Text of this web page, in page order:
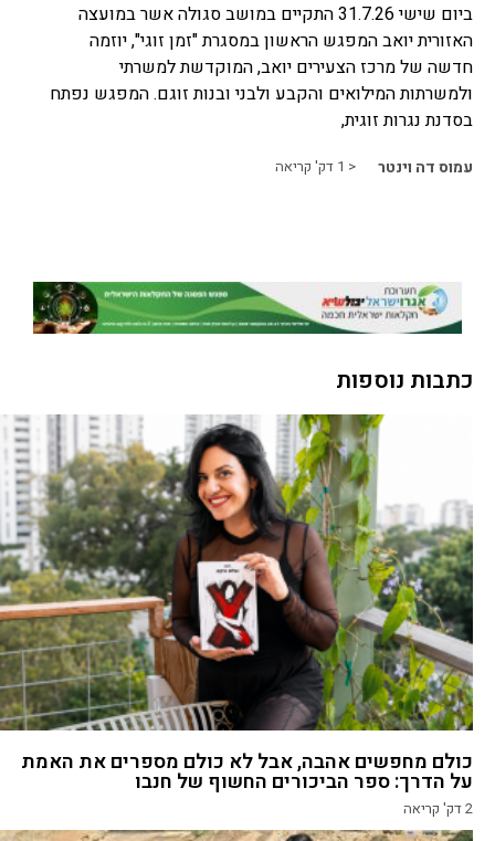
ביום שישי 31.7.26 התקיים במושב סגולה אשר במועצה
האזורית יואב המפגש הראשון במסגרת "זמן זוגי", יוזמה
חדשה של מרכז הצעירים יואב, המוקדשת למשרתי
ולמשרתות המילואים והקבע ולבני ובנות זוגם. המפגש נפתח
בסדנת נגרות זוגית,
עמוס דה וינטר < 1 דק' קריאה
כתבות נוספות
כולם מחפשים אהבה, אבל לא כולם מספרים את האמת
על הדרך: ספר הביכורים החשוף של חנבו
2דק' קריאה